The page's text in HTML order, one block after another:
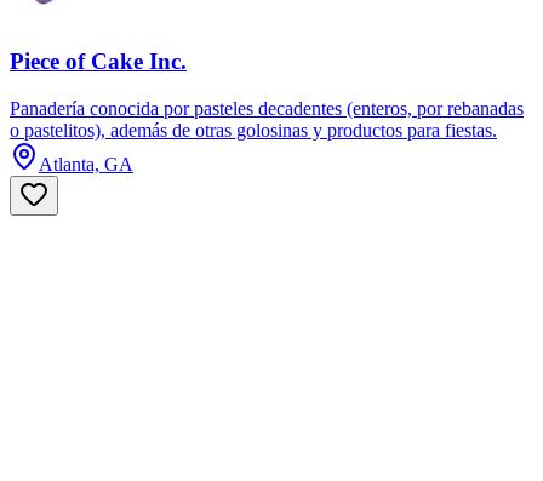
Piece of Cake Inc.
Panadería conocida por pasteles decadentes (enteros, por rebanadas
o pastelitos), además de otras golosinas y productos para fiestas.
Atlanta, GA